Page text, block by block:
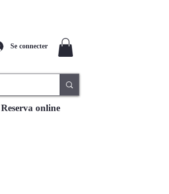
Se connecter
Reserva online